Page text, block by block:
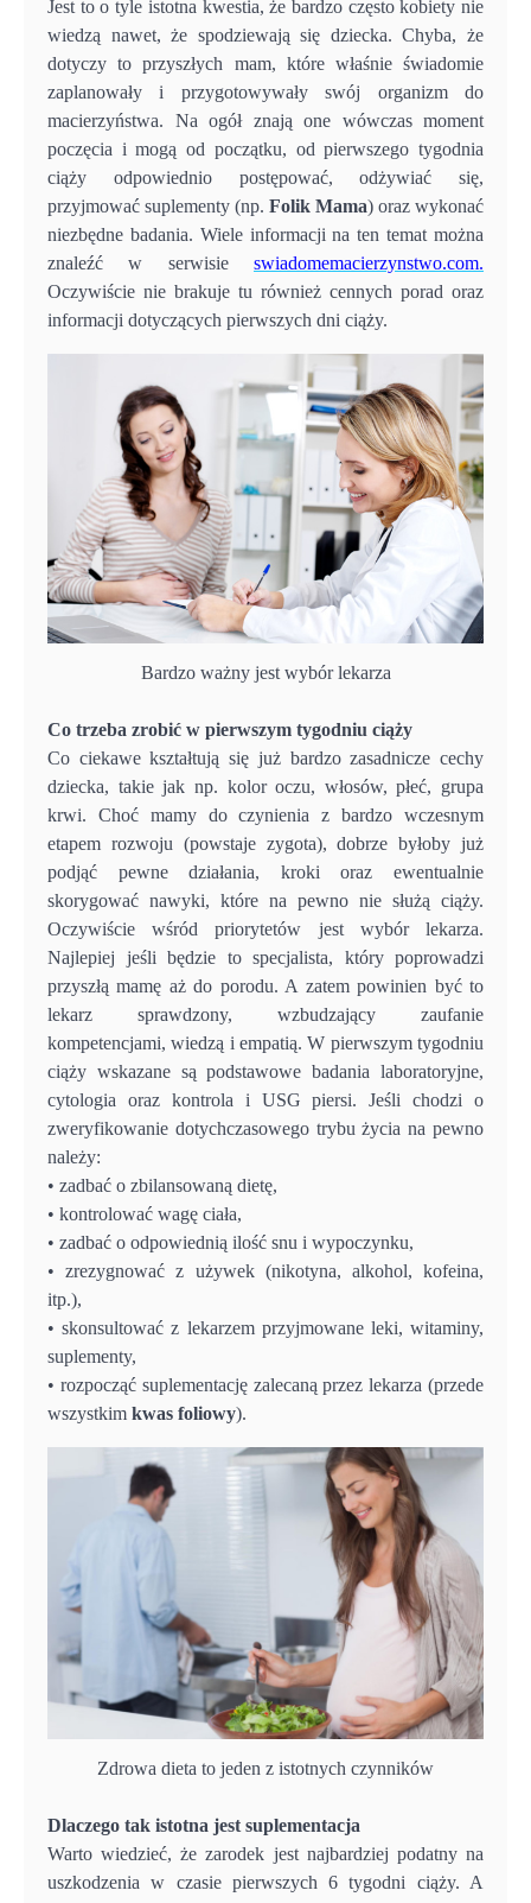
Jest to o tyle istotna kwestia, że bardzo często kobiety nie
wiedzą nawet, że spodziewają się dziecka. Chyba, że
dotyczy to przyszłych mam, które właśnie świadomie
zaplanowały i przygotowywały swój organizm do
macierzyństwa. Na ogół znają one wówczas moment
poczęcia i mogą od początku, od pierwszego tygodnia
ciąży odpowiednio postępować, odżywiać się,
przyjmować suplementy (np. Folik Mama) oraz wykonać
niezbędne badania. Wiele informacji na ten temat można
znaleźć w serwisie swiadomemacierzynstwo.com.
Oczywiście nie brakuje tu również cennych porad oraz
informacji dotyczących pierwszych dni ciąży.
Bardzo ważny jest wybór lekarza
Co trzeba zrobić w pierwszym tygodniu ciąży
Co ciekawe kształtują się już bardzo zasadnicze cechy
dziecka, takie jak np. kolor oczu, włosów, płeć, grupa
krwi. Choć mamy do czynienia z bardzo wczesnym
etapem rozwoju (powstaje zygota), dobrze byłoby już
podjąć pewne działania, kroki oraz ewentualnie
skorygować nawyki, które na pewno nie służą ciąży.
Oczywiście wśród priorytetów jest wybór lekarza.
Najlepiej jeśli będzie to specjalista, który poprowadzi
przyszłą mamę aż do porodu. A zatem powinien być to
lekarz sprawdzony, wzbudzający zaufanie
kompetencjami, wiedzą i empatią. W pierwszym tygodniu
ciąży wskazane są podstawowe badania laboratoryjne,
cytologia oraz kontrola i USG piersi. Jeśli chodzi o
zweryfikowanie dotychczasowego trybu życia na pewno
należy:
• zadbać o zbilansowaną dietę,
• kontrolować wagę ciała,
• zadbać o odpowiednią ilość snu i wypoczynku,
• zrezygnować z używek (nikotyna, alkohol, kofeina,
itp.),
• skonsultować z lekarzem przyjmowane leki, witaminy,
suplementy,
• rozpocząć suplementację zalecaną przez lekarza (przede
wszystkim kwas foliowy).
Zdrowa dieta to jeden z istotnych czynników
Dlaczego tak istotna jest suplementacja
Warto wiedzieć, że zarodek jest najbardziej podatny na
uszkodzenia w czasie pierwszych 6 tygodni ciąży. A